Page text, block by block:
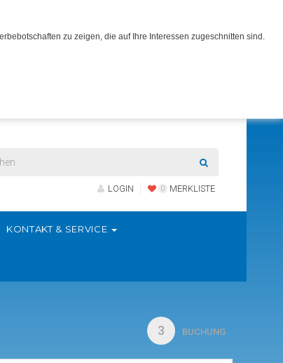
zu zeigen, die auf Ihre Interessen zugeschnitten sind.
LOGIN 0 MERKLISTE
KONTAKT & SERVICE
3 BUCHUNG